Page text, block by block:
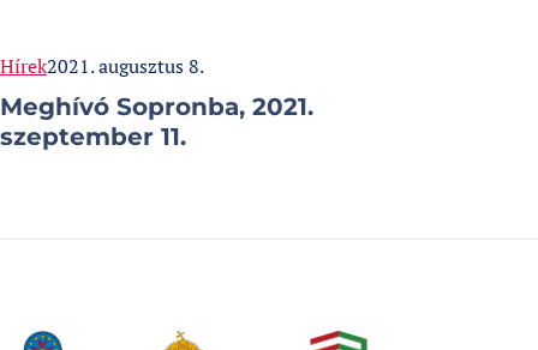
Categories:
HírekPublished at
2021. augusztus 8.
Meghívó Sopronba, 2021.
szeptember 11.